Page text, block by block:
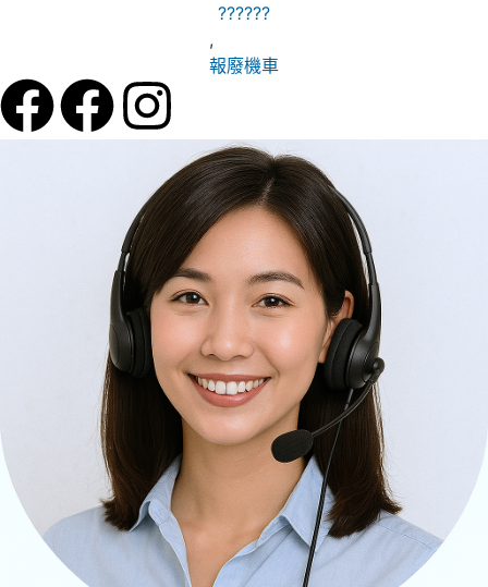
??????
,
報廢機車